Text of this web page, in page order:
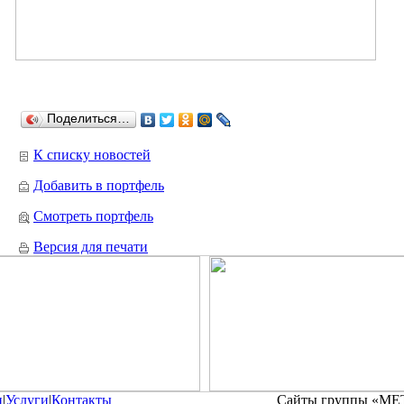
Поделиться…
К списку новостей
Добавить в портфель
Смотреть портфель
Версия для печати
|Услуги|Контакты Сайты группы